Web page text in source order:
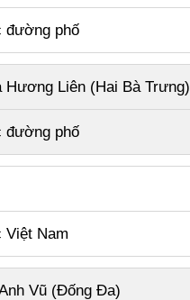
đường phố
Hương Liên (Hai Bà Trưng)
đường phố
Việt Nam
Vũ (Đống Đa)